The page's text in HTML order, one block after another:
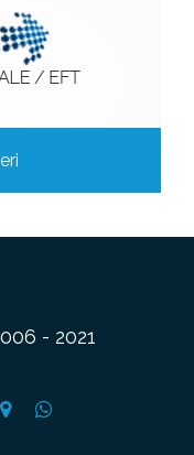
- 2021